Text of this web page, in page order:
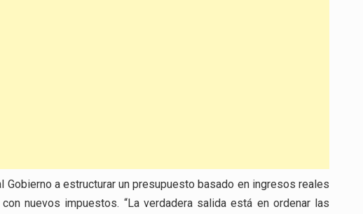
a estructurar un presupuesto basado en ingresos reales
nuevos impuestos. “La verdadera salida está en ordenar las